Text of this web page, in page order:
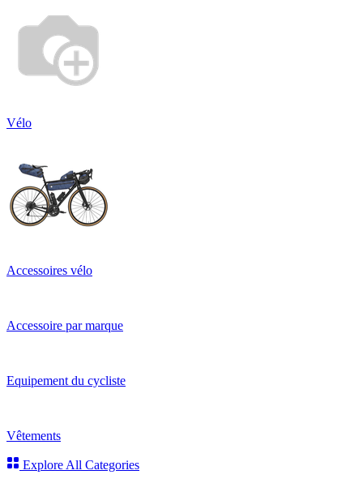
Vélo
Accessoires vélo
Accessoire par marque
Equipement du cycliste
Vêtements
Explore All Categories